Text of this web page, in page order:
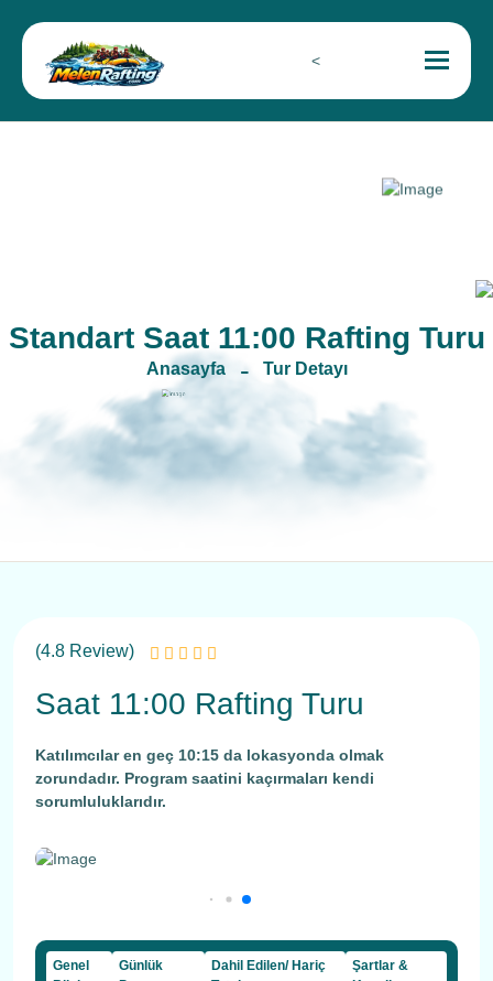
Toggle
<
Standart Saat 11:00 Rafting Turu
Anasayfa Tur Detayı
(4.8 Review)
Saat 11:00 Rafting Turu
Katılımcılar en geç 10:15 da lokasyonda olmak
zorundadır. Program saatini kaçırmaları kendi
sorumluluklarıdır.
Genel
Günlük
Dahil Edilen/ Hariç
Şartlar &